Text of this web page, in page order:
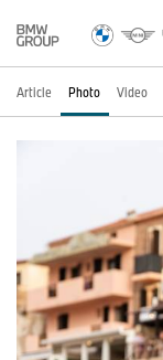
Article Photo Video